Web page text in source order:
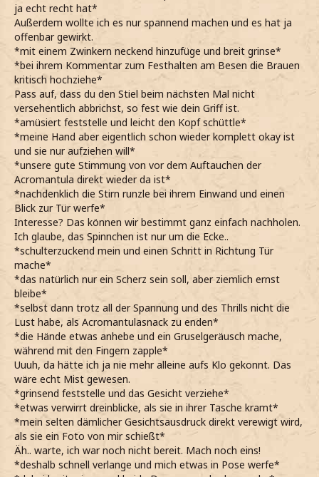
ja echt recht hat*
Außerdem wollte ich es nur spannend machen und es hat ja
offenbar gewirkt.
*mit einem Zwinkern neckend hinzufüge und breit grinse*
*bei ihrem Kommentar zum Festhalten am Besen die Brauen
kritisch hochziehe*
Pass auf, dass du den Stiel beim nächsten Mal nicht
versehentlich abbrichst, so fest wie dein Griff ist.
*amüsiert feststelle und leicht den Kopf schüttle*
*meine Hand aber eigentlich schon wieder komplett okay ist
und sie nur aufziehen will*
*unsere gute Stimmung von vor dem Auftauchen der
Acromantula direkt wieder da ist*
*nachdenklich die Stirn runzle bei ihrem Einwand und einen
Blick zur Tür werfe*
Interesse? Das können wir bestimmt ganz einfach nachholen.
Ich glaube, das Spinnchen ist nur um die Ecke..
*schulterzuckend mein und einen Schritt in Richtung Tür
mache*
*das natürlich nur ein Scherz sein soll, aber ziemlich ernst
bleibe*
*selbst dann trotz all der Spannung und des Thrills nicht die
Lust habe, als Acromantulasnack zu enden*
*die Hände etwas anhebe und ein Gruselgeräusch mache,
während mit den Fingern zapple*
Uuuh, da hätte ich ja nie mehr alleine aufs Klo gekonnt. Das
wäre echt Mist gewesen.
*grinsend feststelle und das Gesicht verziehe*
*etwas verwirrt dreinblicke, als sie in ihrer Tasche kramt*
*mein selten dämlicher Gesichtsausdruck direkt verewigt wird,
als sie ein Foto von mir schießt*
Äh.. warte, ich war noch nicht bereit. Mach noch eins!
*deshalb schnell verlange und mich etwas in Pose werfe*